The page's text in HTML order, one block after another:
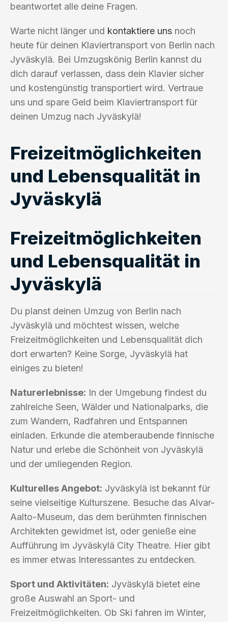
beantwortet alle deine Fragen.
Warte nicht länger und kontaktiere uns noch
heute für deinen Klaviertransport von Berlin nach
Jyväskylä. Bei Umzugskönig Berlin kannst du
dich darauf verlassen, dass dein Klavier sicher
und kostengünstig transportiert wird. Vertraue
uns und spare Geld beim Klaviertransport für
deinen Umzug nach Jyväskylä!
Freizeitmöglichkeiten
und Lebensqualität in
Jyväskylä
Freizeitmöglichkeiten
und Lebensqualität in
Jyväskylä
Du planst deinen Umzug von Berlin nach
Jyväskylä und möchtest wissen, welche
Freizeitmöglichkeiten und Lebensqualität dich
dort erwarten? Keine Sorge, Jyväskylä hat
einiges zu bieten!
Naturerlebnisse: In der Umgebung findest du
zahlreiche Seen, Wälder und Nationalparks, die
zum Wandern, Radfahren und Entspannen
einladen. Erkunde die atemberaubende finnische
Natur und erlebe die Schönheit von Jyväskylä
und der umliegenden Region.
Kulturelles Angebot: Jyväskylä ist bekannt für
seine vielseitige Kulturszene. Besuche das Alvar-
Aalto-Museum, das dem berühmten finnischen
Architekten gewidmet ist, oder genieße eine
Aufführung im Jyväskylä City Theatre. Hier gibt
es immer etwas Interessantes zu entdecken.
Sport und Aktivitäten: Jyväskylä bietet eine
große Auswahl an Sport- und
Freizeitmöglichkeiten. Ob Ski fahren im Winter,